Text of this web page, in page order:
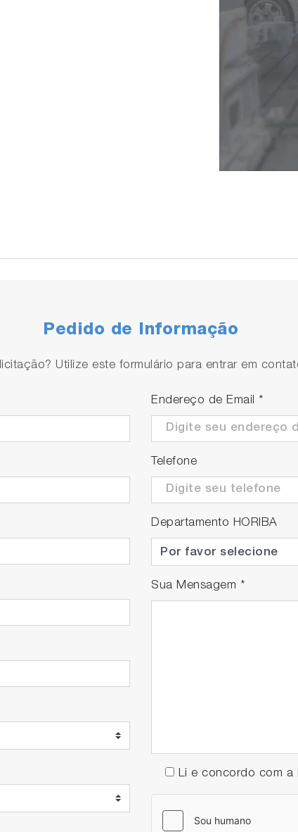
Pedido de Informação
Utilize este formulário para entrar em
Endereço de Email *
Telefone
Departamento HORIBA
Sua Mensagem *
Li e concordo com a